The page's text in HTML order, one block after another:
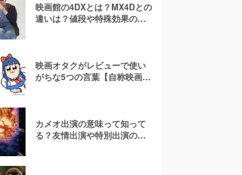
映画館の4DXとは？MX4Dとの
違いは？値段や特殊効果の注
映画オタクがレビューで使い
がちな5つの言葉【自称映画オ
カメオ出演の意味って知って
る？友情出演や特別出演の違